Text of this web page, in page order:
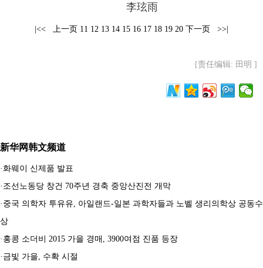
李玹雨
|<< 上一页 11 12 13 14 15 16 17 18 19 20 下一页 >>|
[责任编辑: 田明 ]
新华网韩文频道
· 화웨이 신제품 발표
· 조선노동당 창건 70주년 경축 중앙산진전 개막
· 중국 의학자 투유유, 아일랜드-일본 과학자들과 노벨 생리의학상 공동수
상
· 홍콩 소더비 2015 가을 경매, 3900여점 진품 등장
· 금빛 가을, 수확 시절